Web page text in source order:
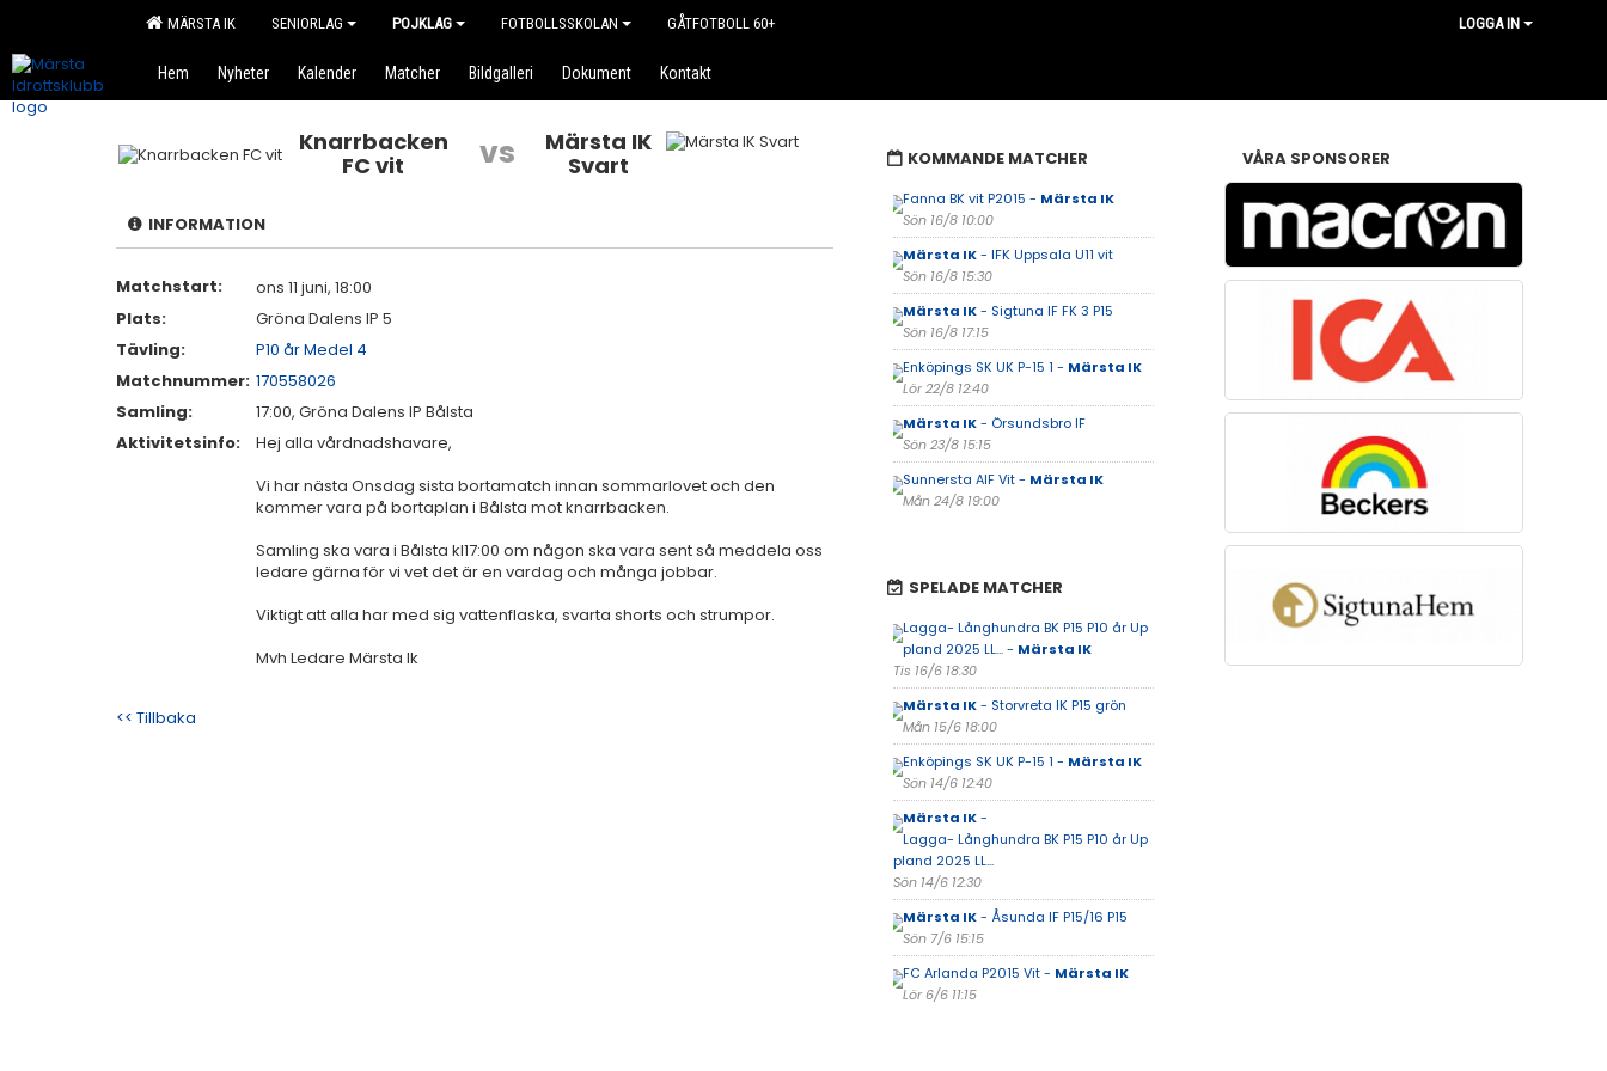
MÄRSTA IK SENIORLAG POJKLAG FOTBOLLSSKOLAN GÅTFOTBOLL 60+ LOGGA IN
Hem Nyheter Kalender Matcher Bildgalleri Dokument Kontakt
Knarrbacken
FC vit
vs
Märsta IK
Svart
INFORMATION
Matchstart:
ons 11 juni, 18:00
Plats:
Gröna Dalens IP 5
Tävling:
P10 år Medel 4
Matchnummer: 170558026
Samling:
17:00, Gröna Dalens IP Bålsta
Aktivitetsinfo:
Hej alla vårdnadshavare,
Vi har nästa Onsdag sista bortamatch innan sommarlovet och den
kommer vara på bortaplan i Bålsta mot knarrbacken.
Samling ska vara i Bålsta kl17:00 om någon ska vara sent så meddela oss
ledare gärna för vi vet det är en vardag och många jobbar.
Viktigt att alla har med sig vattenflaska, svarta shorts och strumpor.
Mvh Ledare Märsta Ik
<< Tillbaka
KOMMANDE MATCHER
Fanna BK vit P2015 - Märsta IK
Sön 16/8 10:00
Märsta IK- IFK Uppsala U11 vit
Sön 16/8 15:30
Märsta IK- Sigtuna IF FK 3 P15
Sön 16/8 17:15
Enköpings SK UK P-15 1 - Märsta IK
Lör 22/8 12:40
Märsta IK- Örsundsbro IF
Sön 23/8 15:15
Sunnersta AIF Vit - Märsta IK
Mån 24/8 19:00
SPELADE MATCHER
Lagga- Långhundra BK P15 P10 år Up
pland 2025 LL... - Märsta IK
Tis 16/6 18:30
Märsta IK- Storvreta IK P15 grön
Mån 15/6 18:00
Enköpings SK UK P-15 1 - Märsta IK
Sön 14/6 12:40
Märsta IK-
Lagga- Långhundra BK P15 P10 år Up
pland 2025 LL...
Sön 14/6 12:30
Märsta IK- Åsunda IF P15/16 P15
Sön 7/6 15:15
FC Arlanda P2015 Vit - Märsta IK
Lör 6/6 11:15
VÅRA SPONSORER